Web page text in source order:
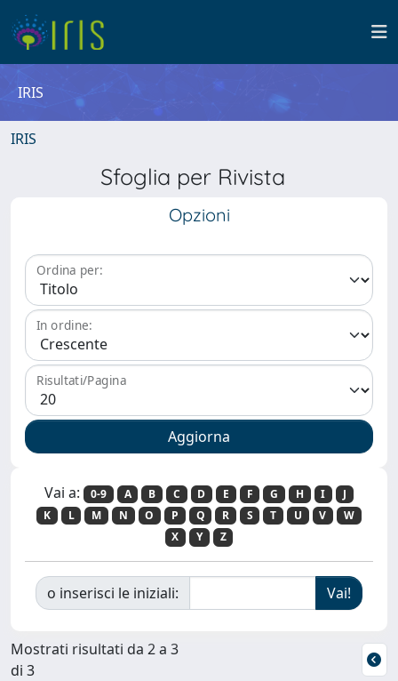
IRIS
IRIS
Sfoglia per Rivista
Opzioni
Ordina per:
In ordine:
Risultati/Pagina
Vai a: 0-9 A B C D E F G H I
J
K
L M N O P Q R S T U V
W
X
Y Z
o inserisci le iniziali:
Mostrati risultati da 2 a 3
di 3